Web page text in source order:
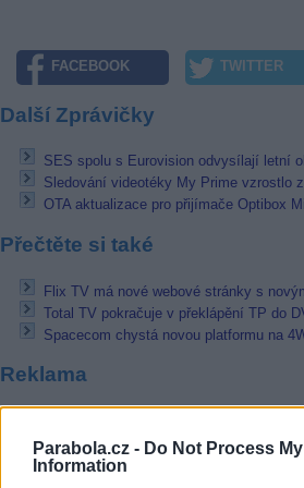
Parabola.cz - Do Not Process
Information
FACEBOOK TWITTER
Další Zprávičky
SES spolu s Eurovision odvysílají letní
Sledování videotéky My Prime vzrostlo
OTA aktualizace pro přijímače Optibox
Přečtěte si také
Flix TV má nové webové stránky s
Total TV pokračuje v překlápění TP do
Spacecom chystá novou platformu na
Reklama
Pracovní nabídky
07.08.2026 -